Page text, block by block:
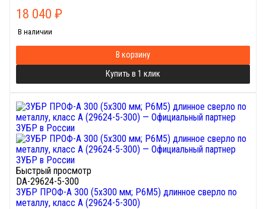
18 040 ₽
В наличии
В корзину
Купить в 1 клик
Быстрый просмотр
DA-29624-5-300
ЗУБР ПРОФ-А 300 (5х300 мм; Р6М5) длинное сверло по
металлу, класс А (29624-5-300)